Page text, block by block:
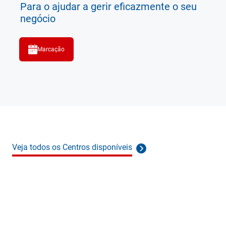
Para o ajudar a gerir eficazmente o seu
negócio
Marcação
Veja todos os Centros disponíveis